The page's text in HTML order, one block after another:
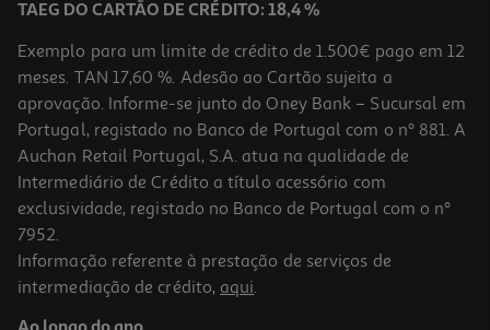
-10%
Livro Um Cão-Salsicha Muito Palerma
TAEG DO CARTÃO DE CRÉDITO: 18,4 %
Exemplo para um limite de crédito de 1.500€ pago em 12
meses. TAN 17,60 %. Adesão ao Cartão sujeita a
aprovação. Informe-se junto do Oney Bank – Sucursal em
Portugal, registado no Banco de Portugal com o nº 881. A
Auchan Retail Portugal, S.A. atua na qualidade de
Intermediário de Crédito a título acessório com
exclusividade, registado no Banco de Portugal com o nº
7952.
Informação referente à prestação de serviços de
intermediação de crédito, aqui.